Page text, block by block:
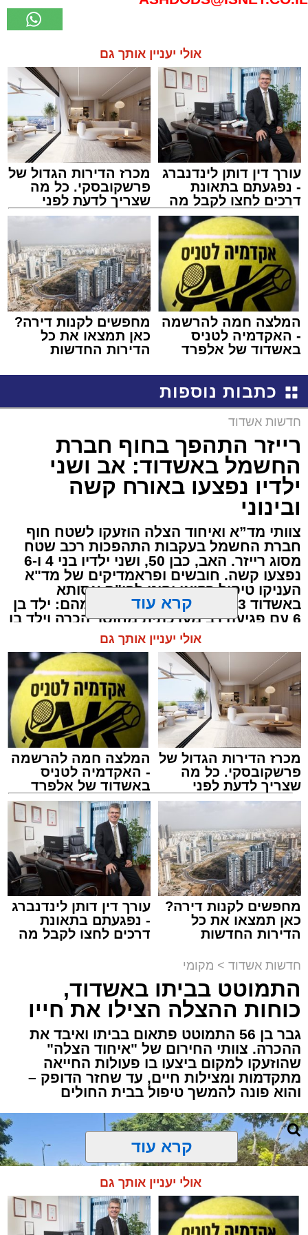
אולי יעניין אותך גם
עורך דין דותן לינדנברג
- נפגעתם בתאונת
דרכים לחצו לקבל מה
שמגיע לכם
מכרז הדירות הגדול של
פרשקובסקי. כל מה
שצריך לדעת לפני
שמגישים הצעה לדירה
המלצה חמה להרשמה
- האקדמיה לטניס
באשדוד של אלפרד
מחפשים לקנות דירה?
כאן תמצאו את כל
הדירות החדשות
כתבות נוספות
חדשות אשדוד
רייזר התהפך בחוף חברת
החשמל באשדוד: אב ושני
ילדיו נפצעו באורח קשה
ובינוני
צוותי מד”א ואיחוד הצלה הוזעקו לשטח חוף
חברת החשמל בעקבות התהפכות רכב שטח
מסוג רייזר. האב, כבן 50, ושני ילדיו בני 4 ו-6
נפצעו קשה. חובשים ופראמדיקים של מד"א
העניקו טיפול רפואי ופינו לבי"ח אסותא
באשדוד 3 פצועים, בהם: 2 קשה, מהם: ילד בן
6 עם פגיעה רב מערכתית מחוסר הכרה וילד בן
חבלות בראש ובגפיים.
עופר אשטוקר / 21:23 08.08.26
תגים:התהפכות רייזר באשדוד
תיעוד מבצעי מד״א
.
חובשי איחוד הצלה אושר אביטן, משה ויצמן
ואברימי איצקוביץ סיפרו: “כשהגענו למקום הבחנו
ברייזר הפוך ולצדו גבר ושני ילדים שוכבים. הענקנו
להם טיפול רפואי ראשוני בזירה, ולאחר מכן הם
פונו לבית החולים כשמצבם מוגדר בינוני.״
קרא עוד
אולי יעניין אותך גם
מכרז הדירות הגדול של
פרשקובסקי. כל מה
שצריך לדעת לפני
שמגישים הצעה לדירה
המלצה חמה להרשמה
- האקדמיה לטניס
באשדוד של אלפרד
קריאולנסקי - לילדים
מחפשים לקנות דירה?
כאן תמצאו את כל
הדירות החדשות
עורך דין דותן לינדנברג
- נפגעתם בתאונת
דרכים לחצו לקבל מה
חדשות אשדוד > מקומי
התמוטט בביתו באשדוד,
כוחות ההצלה הצילו את חייו
גבר בן 56 התמוטט פתאום בביתו ואיבד את
ההכרה. צוותי החירום של "איחוד הצלה"
שהוזעקו למקום ביצעו בו פעולות החייאה
מתקדמות ומצילות חיים, עד שחזר הדופק –
והוא פונה להמשך טיפול בבית החולים
קרא עוד
אולי יעניין אותך גם